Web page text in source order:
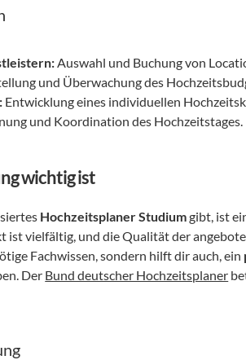
Auswahl und Buchung von
und Überwachung des
Entwicklung eines individuellen
und Koordination des Hochzeitstages.
wichtig ist
Hochzeitsplaner Studium gibt, ist
ist vielfältig, und die Qualität der
Fachwissen, sondern hilft dir auch, ein
Der Bund deutscher Hochzeitsplaner